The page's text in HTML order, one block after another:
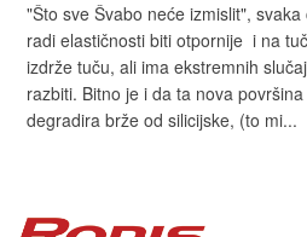
"Što sve Švabo neće izmislit",
radi elastičnosti biti otpornije i na
izdrže tuču, ali ima ekstremnih
razbiti. Bitno je i da ta nova
degradira brže od silicijske, (to mi...